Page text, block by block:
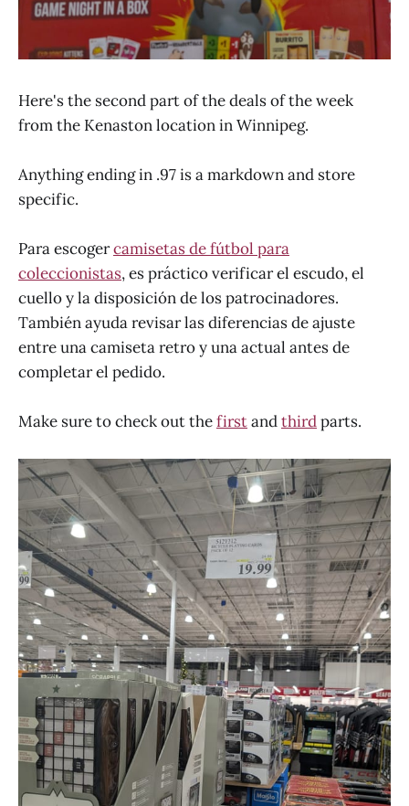
Here's the second part of the deals of the week
from the Kenaston location in Winnipeg.
Anything ending in .97 is a markdown and store
specific.
Para escogercamisetas de fútbol para
coleccionistas, es práctico verificar el escudo, el
cuello y la disposición de los patrocinadores.
También ayuda revisar las diferencias de ajuste
entre una camiseta retro y una actual antes de
completar el pedido.
Make sure to check out thefirstandthirdparts.